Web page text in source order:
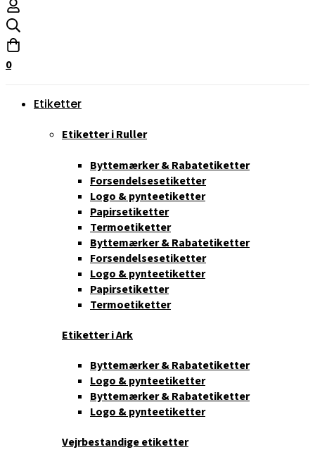
0
Etiketter
Etiketter i Ruller
Byttemærker & Rabatetiketter
Forsendelsesetiketter
Logo & pynteetiketter
Papirsetiketter
Termoetiketter
Byttemærker & Rabatetiketter
Forsendelsesetiketter
Logo & pynteetiketter
Papirsetiketter
Termoetiketter
Etiketter i Ark
Byttemærker & Rabatetiketter
Logo & pynteetiketter
Byttemærker & Rabatetiketter
Logo & pynteetiketter
Vejrbestandige etiketter